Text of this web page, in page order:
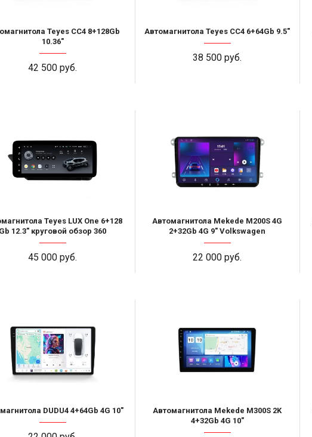
Teyes CC4 8+128Gb
10.36"
42 500 руб.
Автомагнитола Teyes CC4 6+64Gb 9.5"
38 500 руб.
Teyes LUX One 6+128
12.3" круговой обзор 360
45 000 руб.
Автомагнитола Mekede M200S 4G
2+32Gb 4G 9" Volkswagen
22 000 руб.
DUDU4 4+64Gb 4G 10"
Автомагнитола Mekede M300S 2K
4+32Gb 4G 10"